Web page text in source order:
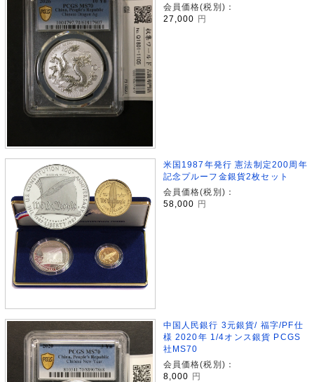
会員価格(税別)：
27,000 円
米国1987年発行 憲法制定200周年
記念プルーフ金銀貨2枚セット
会員価格(税別)：
58,000
円
中国人民銀行 3元銀貨/ 福字/PF仕
様 2020年 1/4オンス銀貨 PCGS
社MS70
会員価格(税別)：
8,000
円